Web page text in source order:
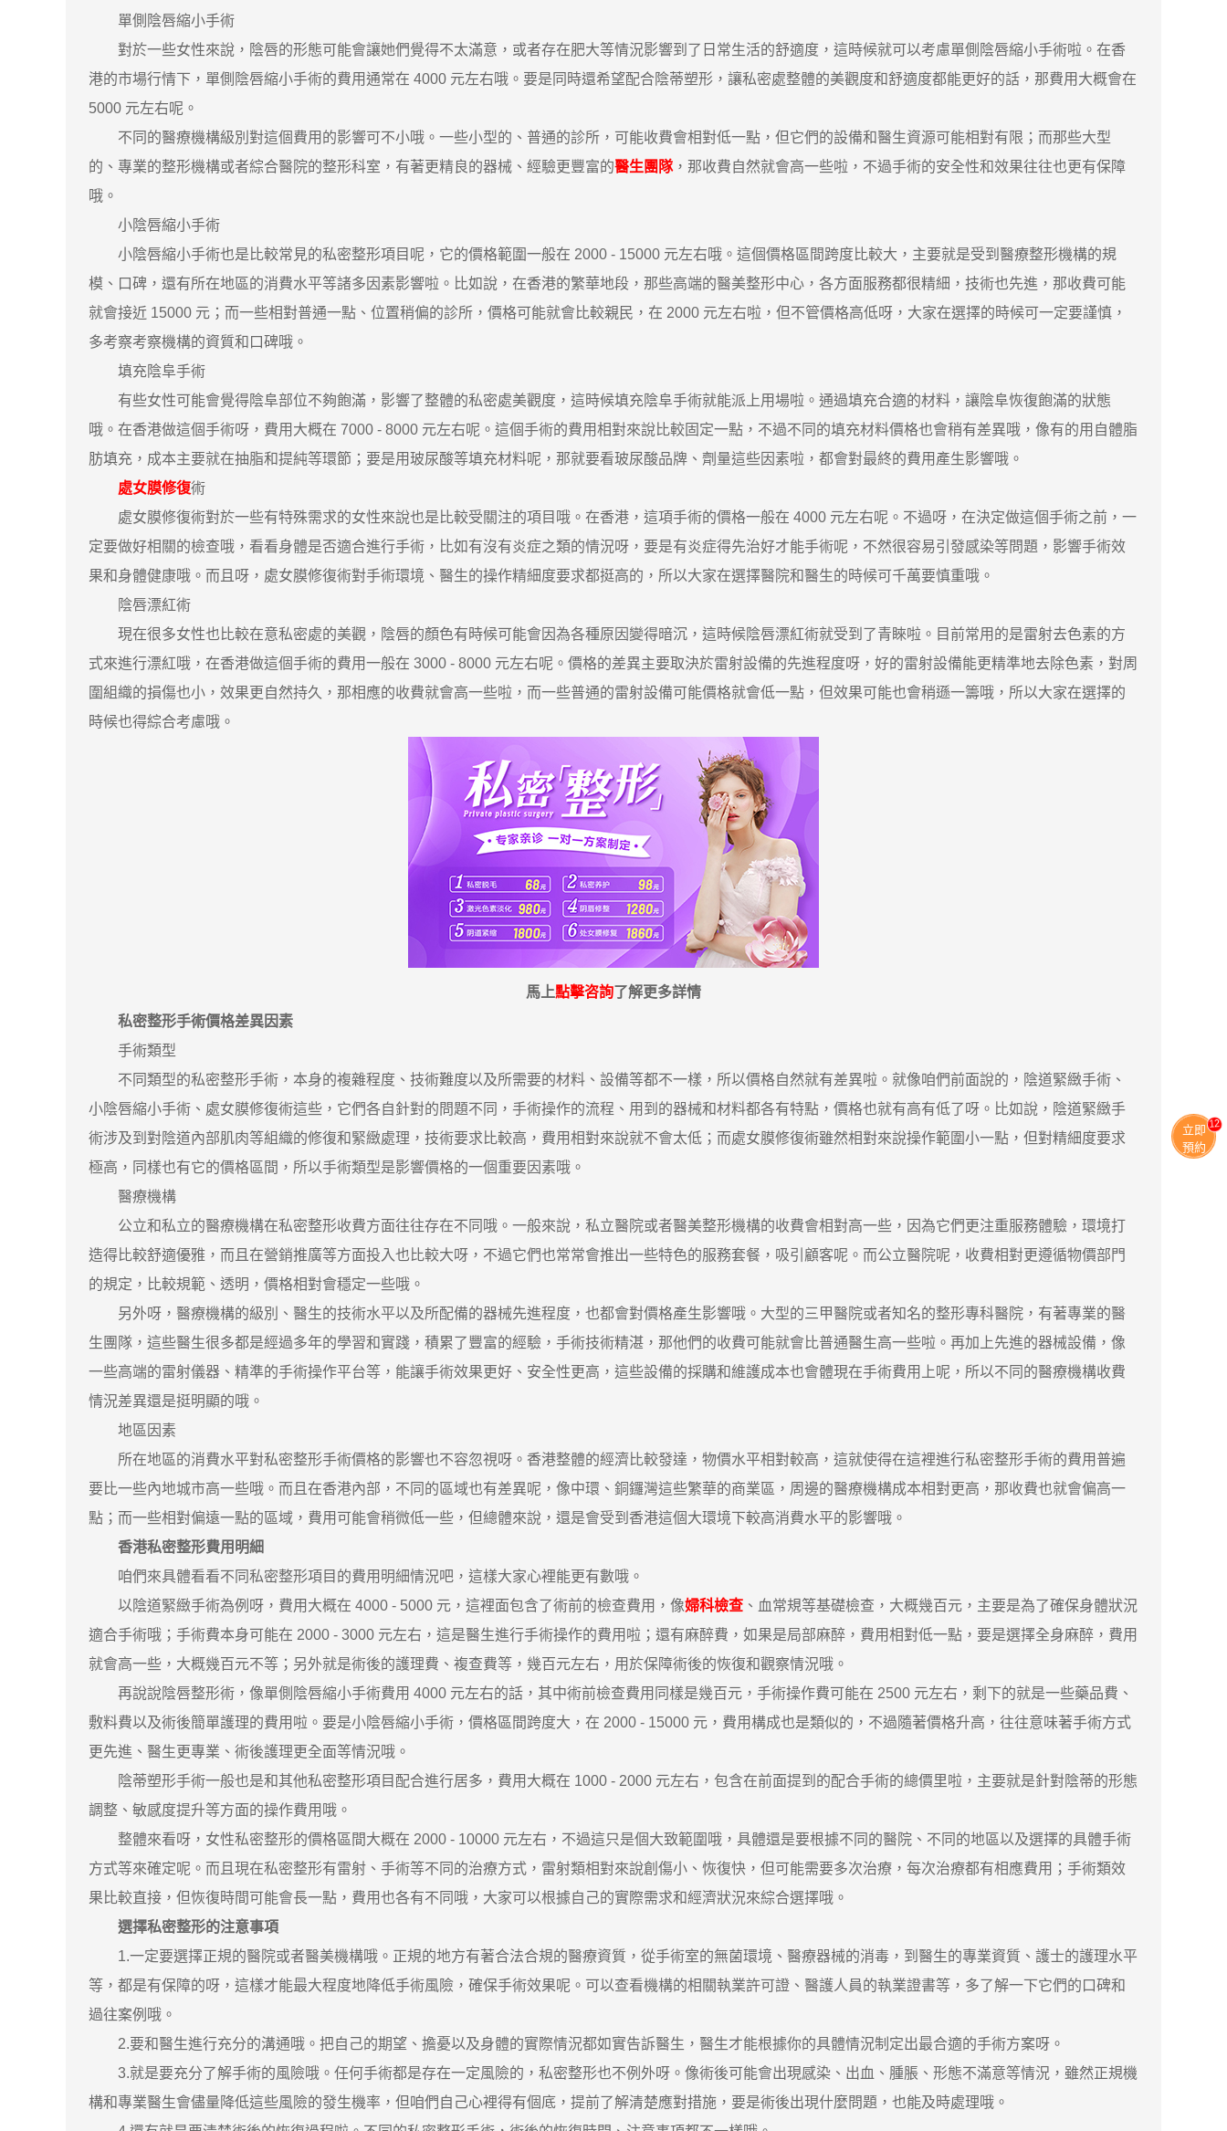
單側陰唇縮小手術
對於一些女性來說，陰唇的形態可能會讓她們覺得不太滿意，或者存在肥大等情況影響到了日常生活的舒適度，這時候就可以考慮單側陰唇縮小手術啦。在香
港的市場行情下，單側陰唇縮小手術的費用通常在 4000 元左右哦。要是同時還希望配合陰蒂塑形，讓私密處整體的美觀度和舒適度都能更好的話，那費用大概會在
5000 元左右呢。
不同的醫療機構級別對這個費用的影響可不小哦。一些小型的、普通的診所，可能收費會相對低一點，但它們的設備和醫生資源可能相對有限；而那些大型
的、專業的整形機構或者綜合醫院的整形科室，有著更精良的器械、經驗更豐富的醫生團隊，那收費自然就會高一些啦，不過手術的安全性和效果往往也更有保障
哦。
小陰唇縮小手術
小陰唇縮小手術也是比較常見的私密整形項目呢，它的價格範圍一般在 2000 - 15000 元左右哦。這個價格區間跨度比較大，主要就是受到醫療整形機構的規
模、口碑，還有所在地區的消費水平等諸多因素影響啦。比如說，在香港的繁華地段，那些高端的醫美整形中心，各方面服務都很精細，技術也先進，那收費可能
就會接近 15000 元；而一些相對普通一點、位置稍偏的診所，價格可能就會比較親民，在 2000 元左右啦，但不管價格高低呀，大家在選擇的時候可一定要謹慎，
多考察考察機構的資質和口碑哦。
填充陰阜手術
有些女性可能會覺得陰阜部位不夠飽滿，影響了整體的私密處美觀度，這時候填充陰阜手術就能派上用場啦。通過填充合適的材料，讓陰阜恢復飽滿的狀態
哦。在香港做這個手術呀，費用大概在 7000 - 8000 元左右呢。這個手術的費用相對來說比較固定一點，不過不同的填充材料價格也會稍有差異哦，像有的用自體脂
肪填充，成本主要就在抽脂和提純等環節；要是用玻尿酸等填充材料呢，那就要看玻尿酸品牌、劑量這些因素啦，都會對最終的費用產生影響哦。
處女膜修復術
處女膜修復術對於一些有特殊需求的女性來說也是比較受關注的項目哦。在香港，這項手術的價格一般在 4000 元左右呢。不過呀，在決定做這個手術之前，一
定要做好相關的檢查哦，看看身體是否適合進行手術，比如有沒有炎症之類的情況呀，要是有炎症得先治好才能手術呢，不然很容易引發感染等問題，影響手術效
果和身體健康哦。而且呀，處女膜修復術對手術環境、醫生的操作精細度要求都挺高的，所以大家在選擇醫院和醫生的時候可千萬要慎重哦。
陰唇漂紅術
現在很多女性也比較在意私密處的美觀，陰唇的顏色有時候可能會因為各種原因變得暗沉，這時候陰唇漂紅術就受到了青睞啦。目前常用的是雷射去色素的方
式來進行漂紅哦，在香港做這個手術的費用一般在 3000 - 8000 元左右呢。價格的差異主要取決於雷射設備的先進程度呀，好的雷射設備能更精準地去除色素，對周
圍組織的損傷也小，效果更自然持久，那相應的收費就會高一些啦，而一些普通的雷射設備可能價格就會低一點，但效果可能也會稍遜一籌哦，所以大家在選擇的
時候也得綜合考慮哦。
馬上點擊咨詢了解更多詳情
私密整形手術價格差異因素
手術類型
不同類型的私密整形手術，本身的複雜程度、技術難度以及所需要的材料、設備等都不一樣，所以價格自然就有差異啦。就像咱們前面說的，陰道緊緻手術、
小陰唇縮小手術、處女膜修復術這些，它們各自針對的問題不同，手術操作的流程、用到的器械和材料都各有特點，價格也就有高有低了呀。比如說，陰道緊緻手
術涉及到對陰道內部肌肉等組織的修復和緊緻處理，技術要求比較高，費用相對來說就不會太低；而處女膜修復術雖然相對來說操作範圍小一點，但對精細度要求
極高，同樣也有它的價格區間，所以手術類型是影響價格的一個重要因素哦。
醫療機構
公立和私立的醫療機構在私密整形收費方面往往存在不同哦。一般來說，私立醫院或者醫美整形機構的收費會相對高一些，因為它們更注重服務體驗，環境打
造得比較舒適優雅，而且在營銷推廣等方面投入也比較大呀，不過它們也常常會推出一些特色的服務套餐，吸引顧客呢。而公立醫院呢，收費相對更遵循物價部門
的規定，比較規範、透明，價格相對會穩定一些哦。
另外呀，醫療機構的級別、醫生的技術水平以及所配備的器械先進程度，也都會對價格產生影響哦。大型的三甲醫院或者知名的整形專科醫院，有著專業的醫
生團隊，這些醫生很多都是經過多年的學習和實踐，積累了豐富的經驗，手術技術精湛，那他們的收費可能就會比普通醫生高一些啦。再加上先進的器械設備，像
一些高端的雷射儀器、精準的手術操作平台等，能讓手術效果更好、安全性更高，這些設備的採購和維護成本也會體現在手術費用上呢，所以不同的醫療機構收費
情況差異還是挺明顯的哦。
地區因素
所在地區的消費水平對私密整形手術價格的影響也不容忽視呀。香港整體的經濟比較發達，物價水平相對較高，這就使得在這裡進行私密整形手術的費用普遍
要比一些內地城市高一些哦。而且在香港內部，不同的區域也有差異呢，像中環、銅鑼灣這些繁華的商業區，周邊的醫療機構成本相對更高，那收費也就會偏高一
點；而一些相對偏遠一點的區域，費用可能會稍微低一些，但總體來說，還是會受到香港這個大環境下較高消費水平的影響哦。
香港私密整形費用明細
咱們來具體看看不同私密整形項目的費用明細情況吧，這樣大家心裡能更有數哦。
以陰道緊緻手術為例呀，費用大概在 4000 - 5000 元，這裡面包含了術前的檢查費用，像婦科檢查 、血常規等基礎檢查，大概幾百元，主要是為了確保身體狀況
適合手術哦；手術費本身可能在 2000 - 3000 元左右，這是醫生進行手術操作的費用啦；還有麻醉費，如果是局部麻醉，費用相對低一點，要是選擇全身麻醉，費用
就會高一些，大概幾百元不等；另外就是術後的護理費、複查費等，幾百元左右，用於保障術後的恢復和觀察情況哦。
再說說陰唇整形術，像單側陰唇縮小手術費用 4000 元左右的話，其中術前檢查費用同樣是幾百元，手術操作費可能在 2500 元左右，剩下的就是一些藥品費、
敷料費以及術後簡單護理的費用啦。要是小陰唇縮小手術，價格區間跨度大，在 2000 - 15000 元，費用構成也是類似的，不過隨著價格升高，往往意味著手術方式
更先進、醫生更專業、術後護理更全面等情況哦。
陰蒂塑形手術一般也是和其他私密整形項目配合進行居多，費用大概在 1000 - 2000 元左右，包含在前面提到的配合手術的總價里啦，主要就是針對陰蒂的形態
調整、敏感度提升等方面的操作費用哦。
整體來看呀，女性私密整形的價格區間大概在 2000 - 10000 元左右，不過這只是個大致範圍哦，具體還是要根據不同的醫院、不同的地區以及選擇的具體手術
方式等來確定呢。而且現在私密整形有雷射、手術等不同的治療方式，雷射類相對來說創傷小、恢復快，但可能需要多次治療，每次治療都有相應費用；手術類效
果比較直接，但恢復時間可能會長一點，費用也各有不同哦，大家可以根據自己的實際需求和經濟狀況來綜合選擇哦。
選擇私密整形的注意事項
1.一定要選擇正規的醫院或者醫美機構哦。正規的地方有著合法合規的醫療資質，從手術室的無菌環境、醫療器械的消毒，到醫生的專業資質、護士的護理水平
等，都是有保障的呀，這樣才能最大程度地降低手術風險，確保手術效果呢。可以查看機構的相關執業許可證、醫護人員的執業證書等，多了解一下它們的口碑和
過往案例哦。
2.要和醫生進行充分的溝通哦。把自己的期望、擔憂以及身體的實際情況都如實告訴醫生，醫生才能根據你的具體情況制定出最合適的手術方案呀。
3.就是要充分了解手術的風險哦。任何手術都是存在一定風險的，私密整形也不例外呀。像術後可能會出現感染、出血、腫脹、形態不滿意等情況，雖然正規機
構和專業醫生會儘量降低這些風險的發生機率，但咱們自己心裡得有個底，提前了解清楚應對措施，要是術後出現什麼問題，也能及時處理哦。
立即
預約
11